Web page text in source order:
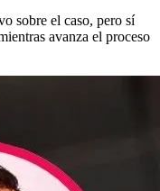
sobre el caso, pero sí
avanza el proceso